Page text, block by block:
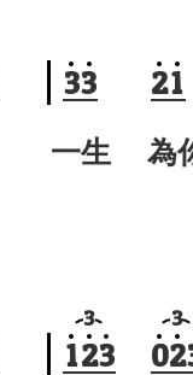
33 21
一生 為
123 02
3 3